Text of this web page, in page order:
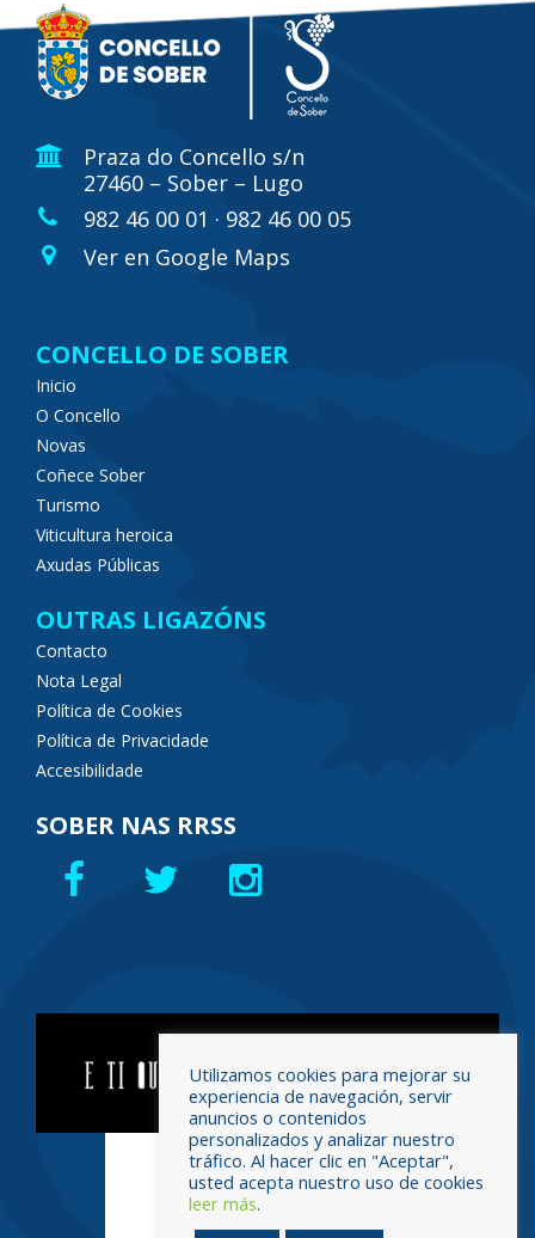
Praza do Concello s/n
27460 – Sober – Lugo
982 46 00 01 · 982 46 00 05
Ver en Google Maps
CONCELLO DE SOBER
Inicio
O Concello
Novas
Coñece Sober
Turismo
Viticultura heroica
Axudas Públicas
OUTRAS LIGAZÓNS
Contacto
Nota Legal
Política de Cookies
Política de Privacidade
Accesibilidade
SOBER NAS RRSS
Utilizamos cookies para mejorar su
experiencia de navegación, servir
anuncios o contenidos
personalizados y analizar nuestro
tráfico. Al hacer clic en "Aceptar",
usted acepta nuestro uso de cookies
leer más.